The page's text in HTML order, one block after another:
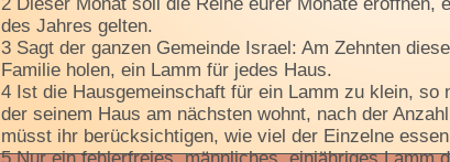
des Jahres gelten.
3 Sagt der ganzen Gemeinde Israel: Am Zehnten
Familie holen, ein Lamm für jedes Haus.
4 Ist die Hausgemeinschaft für ein Lamm zu klein, so
der seinem Haus am nächsten wohnt, nach der
müsst ihr berücksichtigen, wie viel der Einzelne